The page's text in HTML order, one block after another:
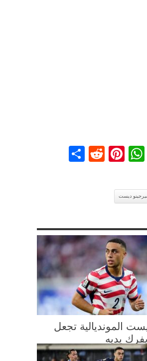
Facebook
WhatsApp
Pinterest
Reddit
ديست
المونديالية تجعل
يديه